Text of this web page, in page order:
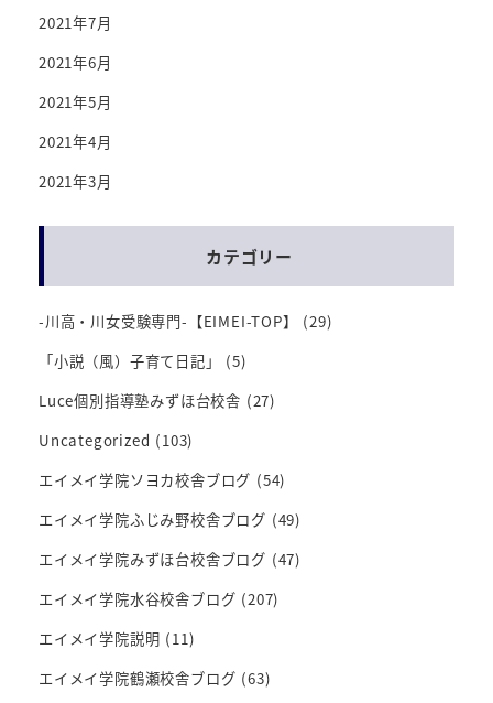
2021年7月
2021年6月
2021年5月
2021年4月
2021年3月
カテゴリー
-川高・川女受験専門-【EIMEI-TOP】
(29)
「小説（風）子育て日記」
(5)
Luce個別指導塾みずほ台校舎 (27)
Uncategorized (103)
エイメイ学院ソヨカ校舎ブログ (54)
エイメイ学院ふじみ野校舎ブログ (49)
エイメイ学院みずほ台校舎ブログ (47)
エイメイ学院水谷校舎ブログ (207)
エイメイ学院説明 (11)
エイメイ学院鶴瀬校舎ブログ (63)